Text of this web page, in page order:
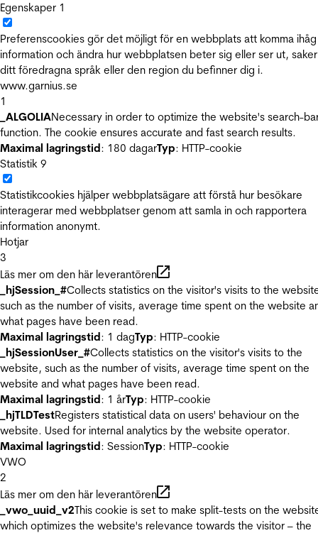
Egenskaper 1
Preferenscookies gör det möjligt för en webbplats att komma ihåg
information och ändra hur webbplatsen beter sig eller ser ut,
ditt föredragna språk eller den region du befinner dig i.
www.garnius.se
1
_ALGOLIANecessary in order to optimize the website's search-
function. The cookie ensures accurate and fast search results.
Maximal lagringstid: 180 dagarTyp: HTTP-cookie
Statistik 9
Statistikcookies hjälper webbplatsägare att förstå hur besökare
interagerar med webbplatser genom att samla in och rapportera
information anonymt.
Hotjar
3
Läs mer om den här leverantören
_hjSession_#Collects statistics on the visitor's visits to the
such as the number of visits, average time spent on the website
what pages have been read.
Maximal lagringstid: 1 dagTyp: HTTP-cookie
_hjSessionUser_#Collects statistics on the visitor's visits to the
website, such as the number of visits, average time spent on the
website and what pages have been read.
Maximal lagringstid: 1 årTyp: HTTP-cookie
_hjTLDTestRegisters statistical data on users' behaviour on the
website. Used for internal analytics by the website operator.
Maximal lagringstid: SessionTyp: HTTP-cookie
VWO
2
Läs mer om den här leverantören
_vwo_uuid_v2This cookie is set to make split-tests on the
which optimizes the website's relevance towards the visitor – the